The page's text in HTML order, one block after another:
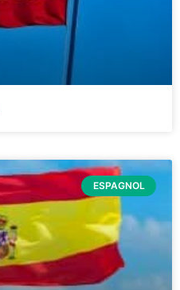
ESPAGNOL